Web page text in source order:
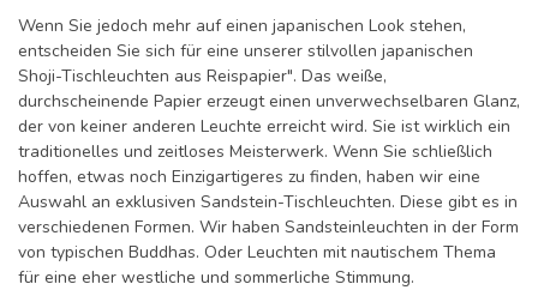
Wenn Sie jedoch mehr auf einen japanischen Look stehen,
entscheiden Sie sich für eine unserer stilvollen japanischen
Shoji-Tischleuchten aus Reispapier". Das weiße,
durchscheinende Papier erzeugt einen unverwechselbaren Glanz,
der von keiner anderen Leuchte erreicht wird. Sie ist wirklich ein
traditionelles und zeitloses Meisterwerk. Wenn Sie schließlich
hoffen, etwas noch Einzigartigeres zu finden, haben wir eine
Auswahl an exklusiven Sandstein-Tischleuchten. Diese gibt es in
verschiedenen Formen. Wir haben Sandsteinleuchten in der Form
von typischen Buddhas. Oder Leuchten mit nautischem Thema
für eine eher westliche und sommerliche Stimmung.